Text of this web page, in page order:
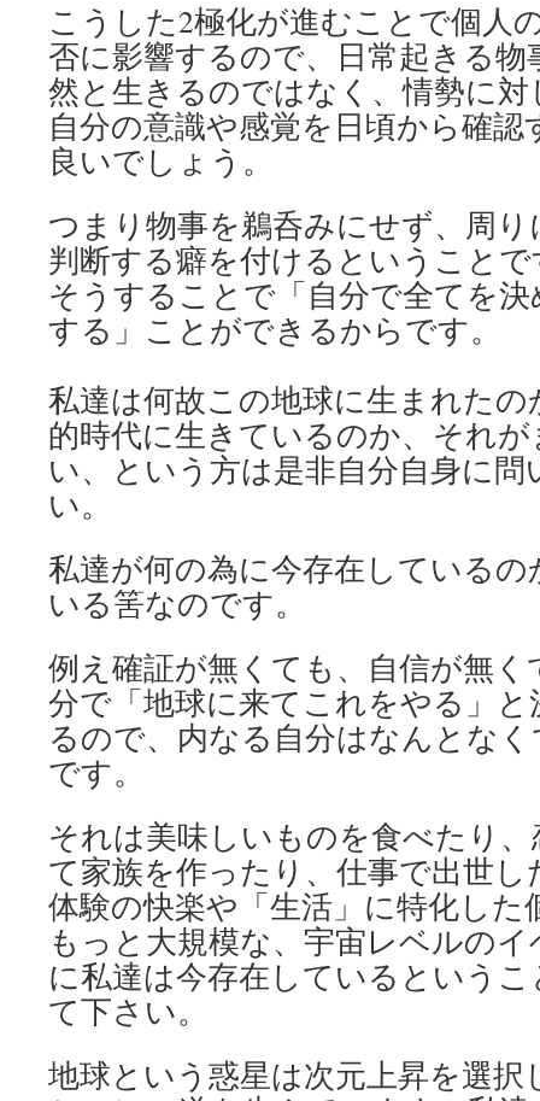
こうした2極化が進むことで個人
否に影響するので、日常起きる
然と生きるのではなく、情勢に
自分の意識や感覚を日頃から確
良いでしょう。
つまり物事を鵜呑みにせず、周
判断する癖を付けるということで
そうすることで「自分で全てを
する」ことができるからです。
私達は何故この地球に生まれた
的時代に生きているのか、それ
い、という方は是非自分自身に
い。
私達が何の為に今存在している
いる筈なのです。
例え確証が無くても、自信が無
分で「地球に来てこれをやる」
るので、内なる自分はなんとな
です。
それは美味しいものを食べたり
て家族を作ったり、仕事で出世
体験の快楽や「生活」に特化した
もっと大規模な、宇宙レベルの
に私達は今存在しているという
て下さい。
地球という惑星は次元上昇を選択